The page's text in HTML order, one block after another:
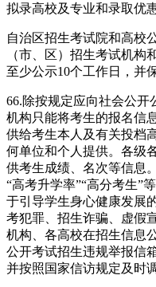
拟录高校及专业和录取优
自治区招生考试院和高校
（市、区）招生考试机构
至少公示10个工作日，并
66.除按规定应向社会公
机构只能将考生的报名信
供给考生本人及有关投档
何单位和个人提供。各级
供考生成绩、名次等信息
“高考升学率”“高分考生”
于引导学生身心健康发展
考犯罪、招生诈骗、虚假
机构、各高校在招生信息
公开考试招生违规举报信
并按照国家信访规定及时